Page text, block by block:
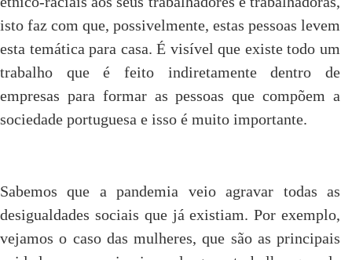
isto faz com que, possivelmente, estas pessoas levem
esta temática para casa. É visível que existe todo um
trabalho que é feito indiretamente dentro de
empresas para formar as pessoas que compõem a
sociedade portuguesa e isso é muito importante.
Sabemos que a pandemia veio agravar todas as
desigualdades sociais que já existiam. Por exemplo,
vejamos o caso das mulheres, que são as principais